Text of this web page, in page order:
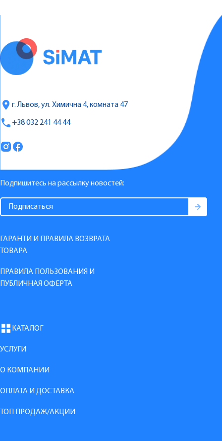
г. Львов, ул. Химична 4, комната 47
+38 032 241 44 44
Подпишитесь на рассылку новостей:
ГАРАНТИ И ПРАВИЛА ВОЗВРАТА
ТОВАРА
ПРАВИЛА ПОЛЬЗОВАНИЯ И
ПУБЛИЧНАЯ ОФЕРТА
КАТАЛОГ
УСЛУГИ
О КОМПАНИИ
ОПЛАТА И ДОСТАВКА
ТОП ПРОДАЖ/АКЦИИ